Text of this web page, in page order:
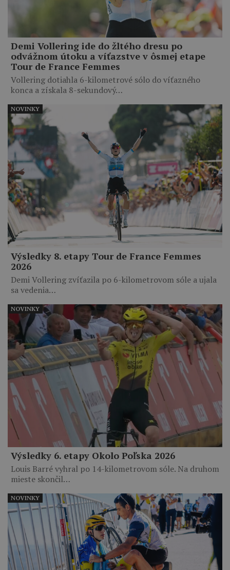
Demi Vollering ide do žltého dresu po
odvážnom útoku a víťazstve v ôsmej etape
Tour de France Femmes
Vollering dotiahla 6-kilometrové sólo do víťazného
konca a získala 8-sekundový…
Výsledky 8. etapy Tour de France Femmes
2026
Demi Vollering zvíťazila po 6-kilometrovom sóle a ujala
sa vedenia…
NOVINKY
Výsledky 6. etapy Okolo Poľska 2026
Louis Barré vyhral po 14-kilometrovom sóle. Na druhom
mieste skončil…
NOVINKY
NOVINKY